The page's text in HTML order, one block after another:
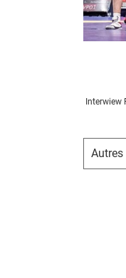
Interwiew
Autres